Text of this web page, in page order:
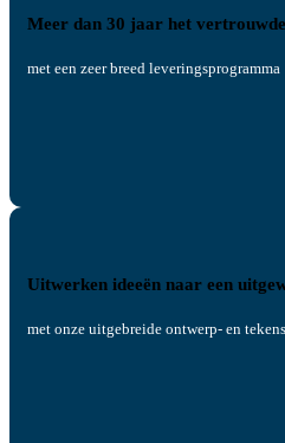
Meer dan 30 jaar het
met een zeer breed leveringsprogramma
Uitwerken ideeën naar een
met onze uitgebreide ontwerp- en